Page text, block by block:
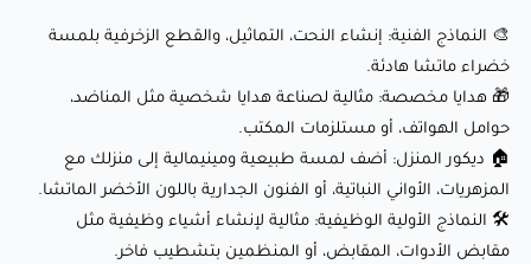
العادي، مما يجعله أكثر تنوعًا لتطبيقات مختلفة.
✅ سهل الاستخدام: سهل الطباعة مع تشوه أقل ولا يتطلب
سرير طباعة مُسخّن، مما يجعله ودودًا للمبتدئين.
✅ توافق واسع: يعمل بسلاسة مع معظم الطابعات ثلاثية
الأبعاد، بما في ذلك Creality وPrusa والمزيد.
🎨 النماذج الفنية: إنشاء النحت، التماثيل، والقطع الزخرفية بلمسة
خضراء ماتشا هادئة.
🎁 هدايا مخصصة: مثالية لصناعة هدايا شخصية مثل المناضد،
حوامل الهواتف، أو مستلزمات المكتب.
🏠 ديكور المنزل: أضف لمسة طبيعية ومينيمالية إلى منزلك مع
المزهريات، الأواني النباتية، أو الفنون الجدارية باللون الأخضر الماتشا.
🛠️ النماذج الأولية الوظيفية: مثالية لإنشاء أشياء وظيفية مثل
مقابض الأدوات، المقابض، أو المنظمين بتشطيب فاخر.